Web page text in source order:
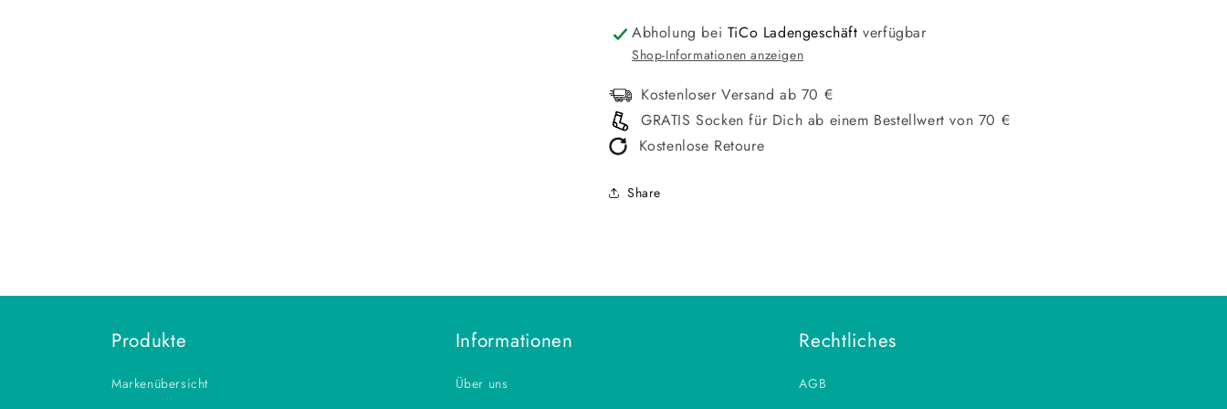
Abholung bei TiCo Ladengeschäft verfügbar
Shop-Informationen anzeigen
Kostenloser Versand ab 70 €
GRATIS Socken für Dich ab einem Bestellwert von 70 €
Kostenlose Retoure
Share
Produkte
Markenübersicht
Informationen
Über uns
Rechtliches
AGB